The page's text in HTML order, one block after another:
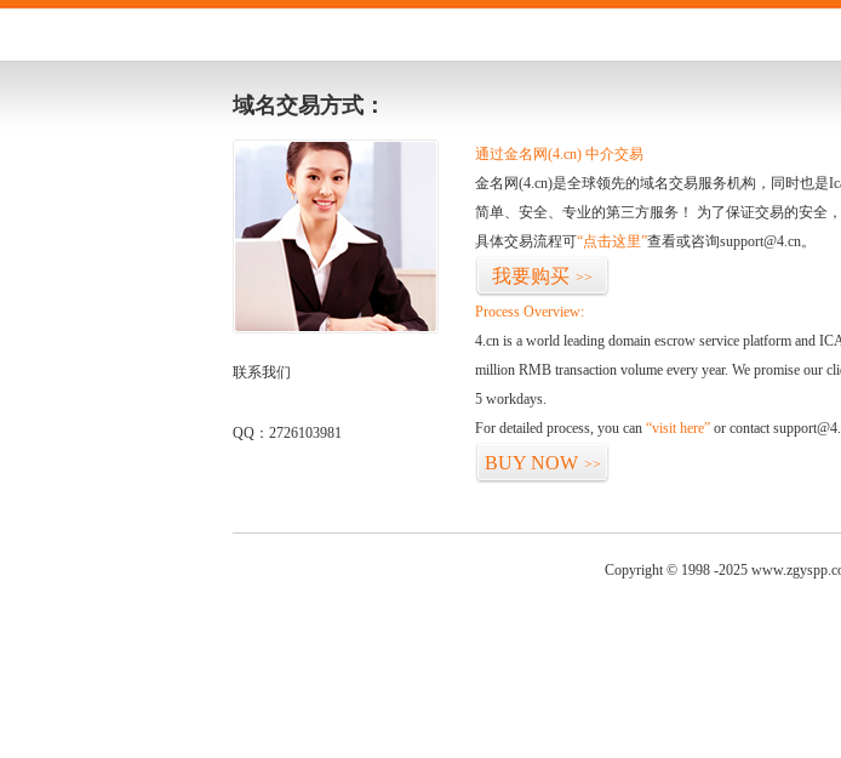
域名交易方式：
联系我们
QQ：2726103981
通过金名网(4.cn) 中介交易
金名网(4.cn)是全球领先的域名交易服务机构，同时也是
简单、安全、专业的第三方服务！ 为了保证交易的安全
具体交易流程可“点击这里”查看或咨询support@4.cn。
我要购买 >>
Process Overview:
4.cn is a world leading domain escrow service platform and
million RMB transaction volume every year. We promise our
5 workdays.
For detailed process, you can “visit here” or contact
BUY NOW >>
Copyright © 1998 -2025